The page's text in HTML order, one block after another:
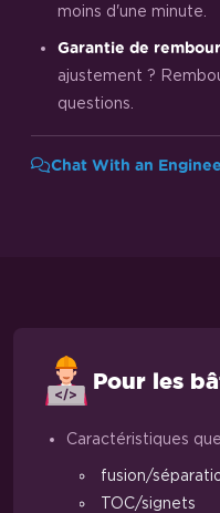
moins d'une minute.
Garantie de
ajustement ?
questions.
Chat With an
Pour les
Caractéristiques
fusion/
TOC/signets